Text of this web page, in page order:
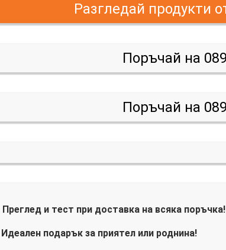
Разгледай продукти
Поръчай на
Поръчай на
Преглед и тест при доставка на всяка поръчка!
Идеален подарък за приятел или роднина!